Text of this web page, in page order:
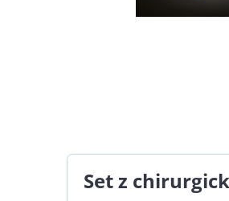
Set z